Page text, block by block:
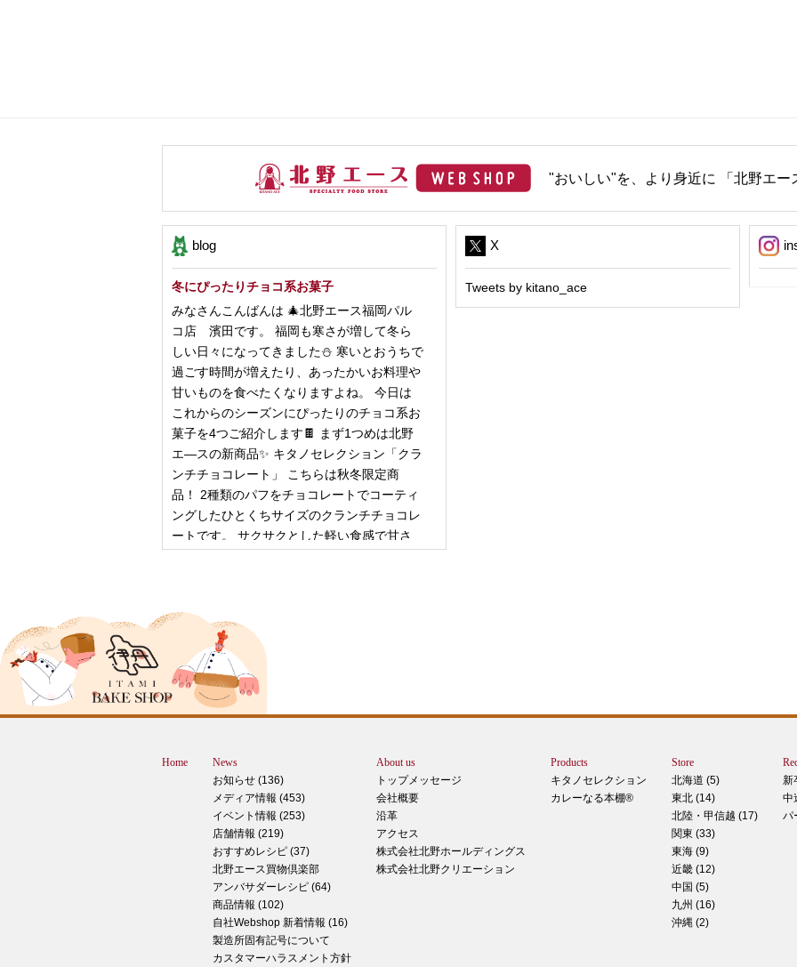
"おいしい"を、より身近に 「北野エー
blog
冬にぴったりチョコ系お菓子
みなさんこんばんは 🎄北野エース福岡パル
コ店 濱田です。 福岡も寒さが増して冬ら
しい日々になってきました⛄️ 寒いとおうちで
過ごす時間が増えたり、あったかいお料理や
甘いものを食べたくなりますよね。 今日は
これからのシーズンにぴったりのチョコ系お
菓子を4つご紹介します🍫 まず1つめは北野
エ―スの新商品✨ キタノセレクション「クラ
ンチチョコレート」 こちらは秋冬限定商
品！ 2種類のパフをチョコレートでコーティ
ングしたひとくちサイズのクランチチョコレ
ートです。 サクサクとした軽い食感で甘さ
ピザ立ちぬ
ブログをご覧の皆様、こんにちは！北野エー
スMOMOテラス店の大西です。 いきなりで
すが、これは何だと思いますか？ ヒントは
12月に活躍するあの食べ物です！ はんぺ
す。 それでは正解発表です。リバースカー
ドオープン！！ なんと四角いピザなんで
す！今回は冬に大活躍のピザ、紹介いたしま
す。 キタノセレクション手のばしピザ マ
ルゲリータ 北野エースオリジナル商品のピ
ザになります。特徴は何といってもこの形！
生地はひとつひとつ手で
2024年12月14日
もっちもち！和スイーツと一緒に素敵なティ
X
Tweets by kitano_ace
Home
News
お知らせ (136)
メディア情報 (453)
イベント情報 (253)
店舗情報 (219)
おすすめレシピ (37)
北野エース買物倶楽部
アンバサダーレシピ (64)
商品情報 (102)
自社Webshop 新着情報 (16)
製造所固有記号について
カスタマーハラスメント方針
About us
トップメッセージ
会社概要
沿革
アクセス
株式会社北野ホールディングス
株式会社北野クリエーション
Products
キタノセレクション
カレーなる本棚®
Store
北海道 (5)
東北 (14)
北陸・甲信越 (17)
関東 (33)
東海 (9)
近畿 (12)
中国 (5)
九州 (16)
沖縄 (2)
新
中
パ